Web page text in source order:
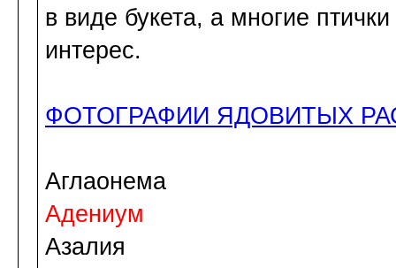
в виде букета, а многие
интерес.
ФОТОГРАФИИ ЯДОВИТЫХ
Аглаонема
Адениум
Азалия